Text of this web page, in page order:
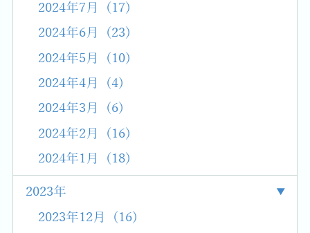
2024年7月 (17)
2024年6月 (23)
2024年5月 (10)
2024年4月 (4)
2024年3月 (6)
2024年2月 (16)
2024年1月 (18)
2023年
2023年12月 (16)